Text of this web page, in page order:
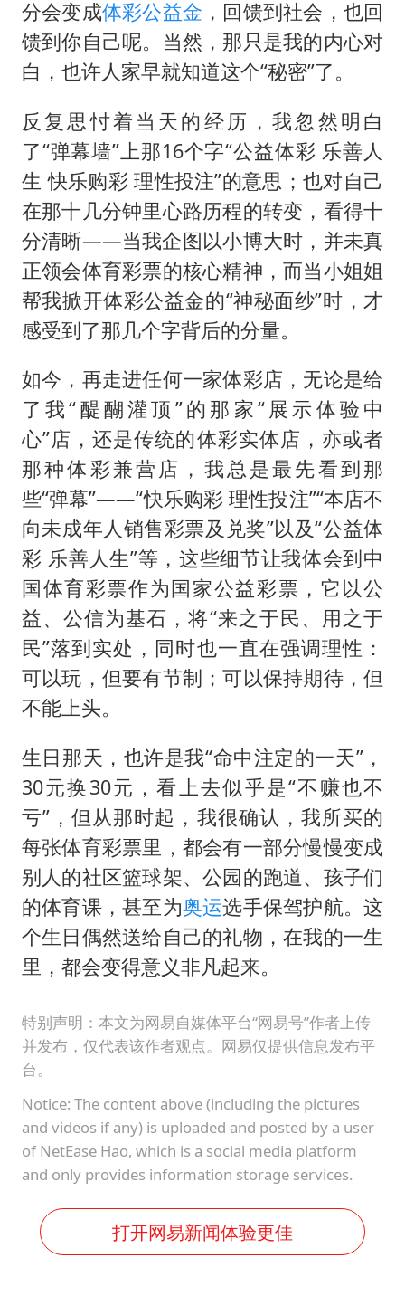
分会变成体彩公益金 ，回馈到社会，也回
馈到你自己呢。当然，那只是我的内心对
白，也许人家早就知道这个“秘密”了。
反复思忖着当天的经历，我忽然明白
了“弹幕墙”上那16个字“公益体彩 乐善人
生 快乐购彩 理性投注”的意思；也对自己
在那十几分钟里心路历程的转变，看得十
分清晰——当我企图以小博大时，并未真
正领会体育彩票的核心精神，而当小姐姐
帮我掀开体彩公益金的“神秘面纱”时，才
感受到了那几个字背后的分量。
如今，再走进任何一家体彩店，无论是给
了我“醍醐灌顶”的那家“展示体验中
心”店，还是传统的体彩实体店，亦或者
那种体彩兼营店，我总是最先看到那
些“弹幕”——“快乐购彩 理性投注”“本店不
向未成年人销售彩票及兑奖”以及“公益体
彩 乐善人生”等，这些细节让我体会到中
国体育彩票作为国家公益彩票，它以公
益、公信为基石，将“来之于民、用之于
民”落到实处，同时也一直在强调理性：
可以玩，但要有节制；可以保持期待，但
不能上头。
生日那天，也许是我“命中注定的一天”，
30元换30元，看上去似乎是“不赚也不
亏”，但从那时起，我很确认，我所买的
每张体育彩票里，都会有一部分慢慢变成
别人的社区篮球架、公园的跑道、孩子们
的体育课，甚至为奥运选手保驾护航。这
个生日偶然送给自己的礼物，在我的一生
里，都会变得意义非凡起来。
特别声明：本文为网易自媒体平台“网易号”作者上传
并发布，仅代表该作者观点。网易仅提供信息发布平
台。
Notice: The content above (including the pictures
and videos if any) is uploaded and posted by a user
of NetEase Hao, which is a social media platform
and only provides information storage services.
打开网易新闻体验更佳